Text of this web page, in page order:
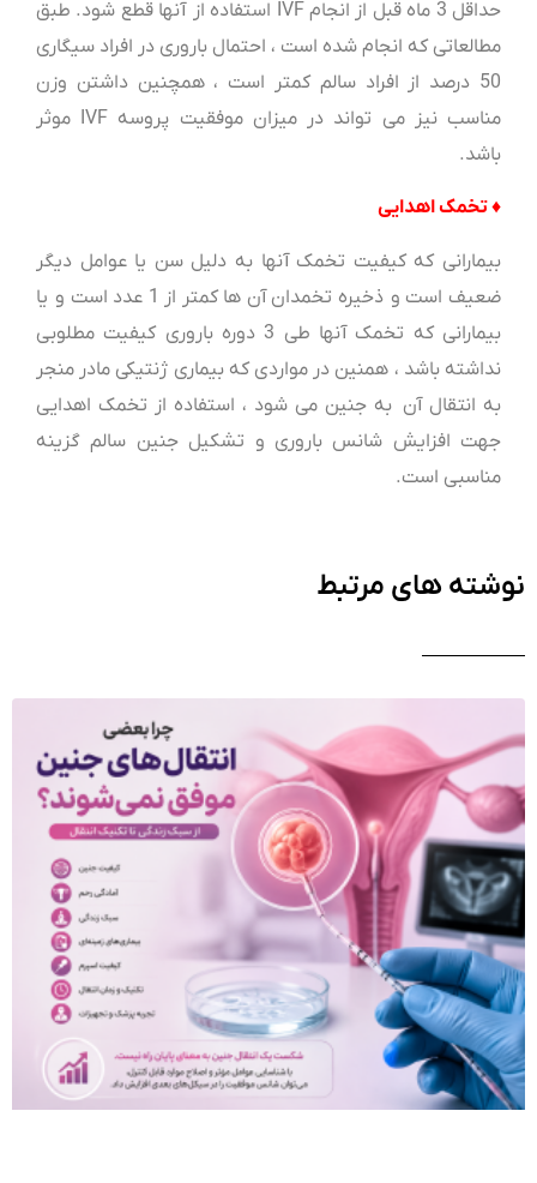
حداقل 3 ماه قبل از انجام IVF استفاده از آنها قطع شود. طبق
مطالعاتی که انجام شده است ، احتمال باروری در افراد سیگاری
50 درصد از افراد سالم کمتر است ، همچنین داشتن وزن
مناسب نیز می تواند در میزان موفقیت پروسه IVF موثر
باشد.
♦ تخمک اهدایی
بیمارانی که کیفیت تخمک آنها به دلیل سن یا عوامل دیگر
ضعیف است و ذخیره تخمدان آن ها کمتر از 1 عدد است و یا
بیمارانی که تخمک آنها طی 3 دوره باروری کیفیت مطلوبی
نداشته باشد ، همنین در مواردی که بیماری ژنتیکی مادر منجر
به انتقال آن به جنین می شود ، استفاده از تخمک اهدایی
جهت افزایش شانس باروری و تشکیل جنین سالم گزینه
مناسبی است.
نوشته های مرتبط